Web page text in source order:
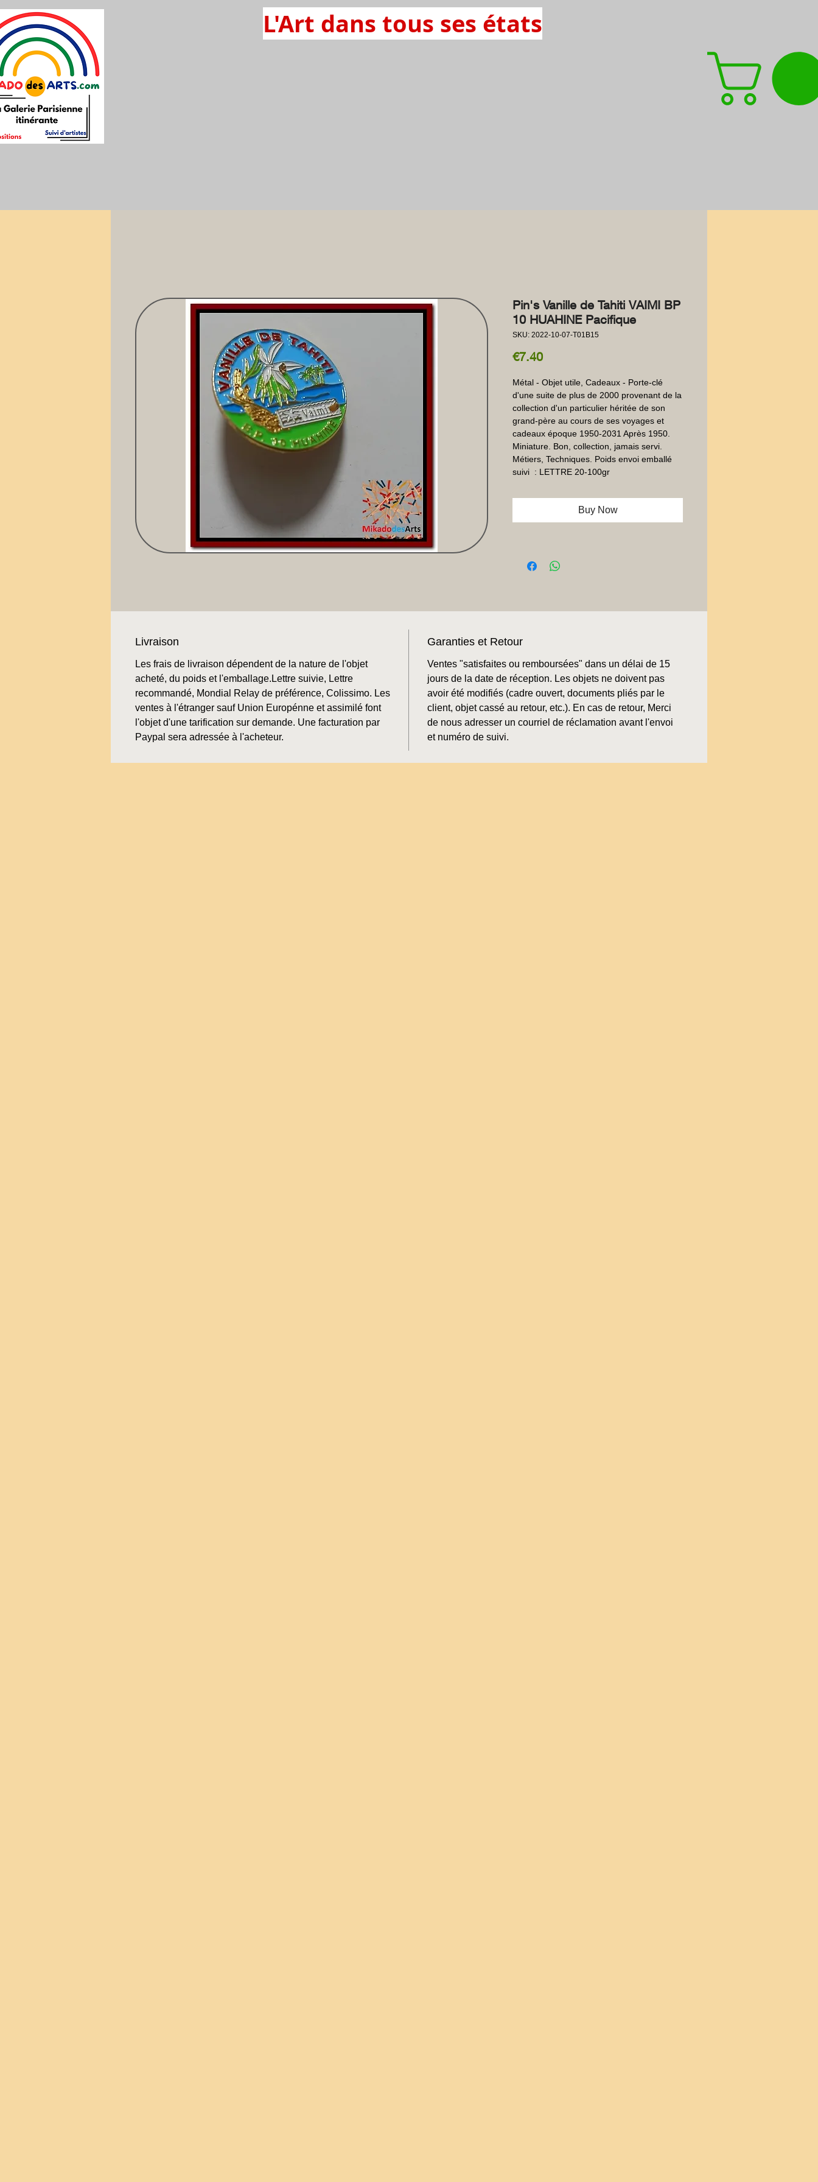
L'Art dans tous ses états
Pin's Vanille de Tahiti VAIMI BP
10 HUAHINE Pacifique
SKU: 2022-10-07-T01B15
€7.40Price
Métal - Objet utile, Cadeaux - Porte-clé
d'une suite de plus de 2000 provenant de la
collection d'un particulier héritée de son
grand-père au cours de ses voyages et
cadeaux époque 1950-2031 Après 1950.
Miniature. Bon, collection, jamais servi.
Métiers, Techniques. Poids envoi emballé
suivi  : LETTRE 20-100gr
Buy Now
Livraison
Les frais de livraison dépendent de la nature de l'objet
acheté, du poids et l'emballage.Lettre suivie, Lettre
recommandé, Mondial Relay de préférence, Colissimo. Les
ventes à l'étranger sauf Union Europénne et assimilé font
l'objet d'une tarification sur demande. Une facturation par
Paypal sera adressée à l'acheteur.
Garanties et Retour
Ventes "satisfaites ou remboursées" dans un délai de 15
jours de la date de réception. Les objets ne doivent pas
avoir été modifiés (cadre ouvert, documents pliés par le
client, objet cassé au retour, etc.). En cas de retour, Merci
de nous adresser un courriel de réclamation avant l'envoi
et numéro de suivi.